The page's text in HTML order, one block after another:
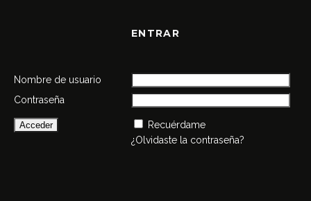
ENTRAR
Nombre de usuario
Contraseña
Recuérdame
¿Olvidaste la contraseña?